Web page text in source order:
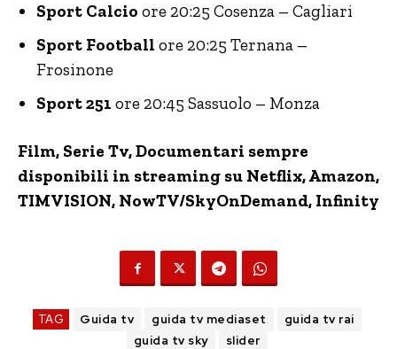
Sport Calcio ore 20:25 Cosenza – Cagliari
Sport Football ore 20:25 Ternana –
Frosinone
Sport 251 ore 20:45 Sassuolo – Monza
Film, Serie Tv, Documentari sempre
disponibili in streaming su Netflix,Amazon,
TIMVISION, NowTV/SkyOnDemand, Infinity
TAG Guida tv guida tv mediaset
guida tv rai
guida tv sky
slider